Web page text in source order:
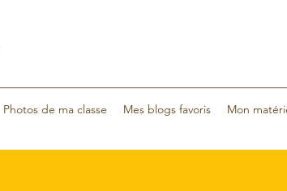
Photos de ma classe Mes blogs favoris Mon